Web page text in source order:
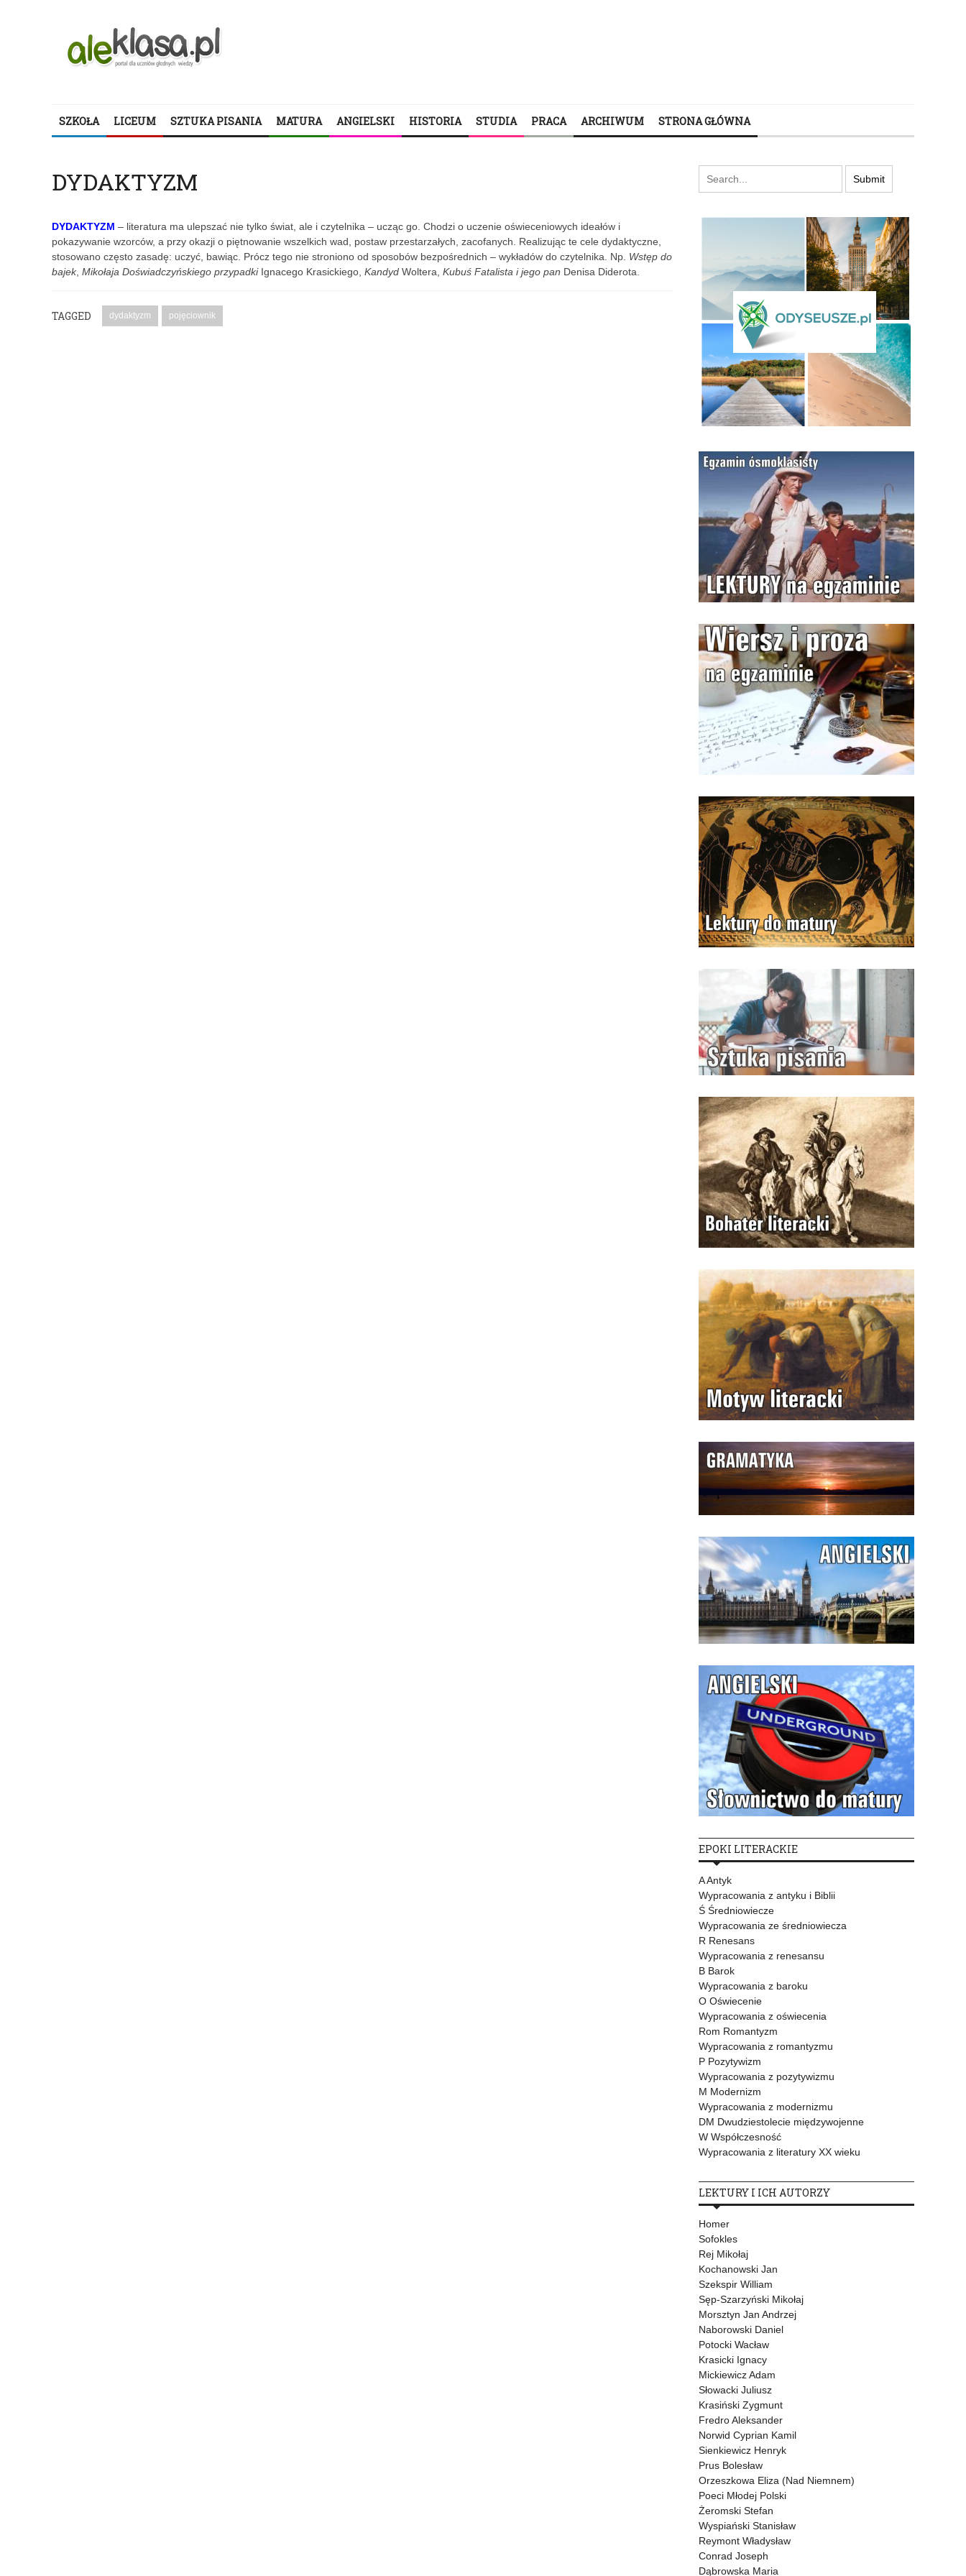
SZKOŁA LICEUM SZTUKA PISANIA MATURA ANGIELSKI HISTORIA STUDIA PRACA ARCHIWUM STRONA GŁÓWNA
DYDAKTYZM
DYDAKTYZM – literatura ma ulepszać nie tylko świat, ale i czytelnika – ucząc go. Chodzi o uczenie oświeceniowych ideałów i
pokazywanie wzorców, a przy okazji o piętnowanie wszelkich wad, postaw przestarzałych, zacofanych. Realizując te cele dydaktyczne,
stosowano często zasadę: uczyć, bawiąc. Prócz tego nie stroniono od sposobów bezpośrednich – wykładów do czytelnika. Np. Wstęp do
bajek, Mikołaja Doświadczyńskiego przypadkiIgnacego Krasickiego, Kandyd Woltera, Kubuś Fatalista i jego pan Denisa Diderota.
TAGGED dydaktyzm pojęciownik
EPOKI LITERACKIE
A Antyk
Wypracowania z antyku i Biblii
Ś Średniowiecze
Wypracowania ze średniowiecza
R Renesans
Wypracowania z renesansu
B Barok
Wypracowania z baroku
O Oświecenie
Wypracowania z oświecenia
Rom Romantyzm
Wypracowania z romantyzmu
P Pozytywizm
Wypracowania z pozytywizmu
M Modernizm
Wypracowania z modernizmu
DM Dwudziestolecie międzywojenne
W Współczesność
Wypracowania z literatury XX wieku
LEKTURY I ICH AUTORZY
Homer
Sofokles
Rej Mikołaj
Kochanowski Jan
Szekspir William
Sęp-Szarzyński Mikołaj
Morsztyn Jan Andrzej
Naborowski Daniel
Potocki Wacław
Krasicki Ignacy
Mickiewicz Adam
Słowacki Juliusz
Krasiński Zygmunt
Fredro Aleksander
Norwid Cyprian Kamil
Sienkiewicz Henryk
Prus Bolesław
Orzeszkowa Eliza (Nad Niemnem)
Poeci Młodej Polski
Żeromski Stefan
Wyspiański Stanisław
Reymont Władysław
Conrad Joseph
Dąbrowska Maria